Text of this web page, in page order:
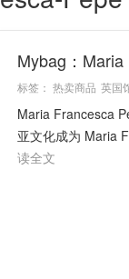
Mybag：
标签： 热卖商品 英国
Maria Francesca
亚文化成为 Maria
读全文